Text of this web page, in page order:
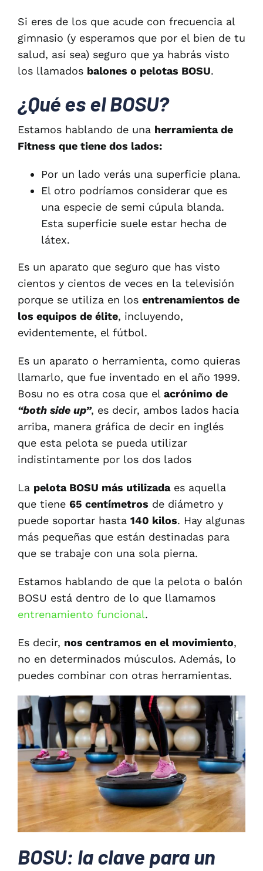
Si eres de los que acude con frecuencia al
gimnasio (y esperamos que por el bien de tu
salud, así sea) seguro que ya habrás visto
los llamados balones o pelotas BOSU.
¿Qué es el BOSU?
Estamos hablando de una herramienta de
Fitness que tiene dos lados:
Por un lado verás una superficie plana.
El otro podríamos considerar que es
una especie de semi cúpula blanda.
Esta superficie suele estar hecha de
látex.
Es un aparato que seguro que has visto
cientos y cientos de veces en la televisión
porque se utiliza en los entrenamientos de
los equipos de élite, incluyendo,
evidentemente, el fútbol.
Es un aparato o herramienta, como quieras
llamarlo, que fue inventado en el año 1999.
Bosu no es otra cosa que el acrónimo de
“both side up”, es decir, ambos lados hacia
arriba, manera gráfica de decir en inglés
que esta pelota se pueda utilizar
indistintamente por los dos lados
La pelota BOSU más utilizadaes aquella
que tiene 65 centímetros de diámetro y
puede soportar hasta 140 kilos. Hay algunas
más pequeñas que están destinadas para
que se trabaje con una sola pierna.
Estamos hablando de que la pelota o balón
BOSU está dentro de lo que llamamos
entrenamiento funcional.
Es decir, nos centramos en el movimiento,
no en determinados músculos. Además, lo
puedes combinar con otras herramientas.
BOSU: la clave para un